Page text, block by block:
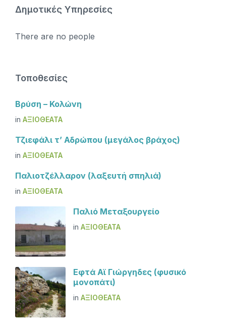
Δημοτικές Υπηρεσίες
There are no people
Τοποθεσίες
Βρύση – Κολώνη
in ΑΞΙΟΘΈΑΤΑ
Τζιεφάλι τ’ Αδρώπου (μεγάλος βράχος)
in ΑΞΙΟΘΈΑΤΑ
Παλιοτζέλλαρον (λαξευτή σπηλιά)
in ΑΞΙΟΘΈΑΤΑ
Παλιό Μεταξουργείο
in ΑΞΙΟΘΈΑΤΑ
Εφτά Αϊ Γιώργηδες (φυσικό
μονοπάτι)
in ΑΞΙΟΘΈΑΤΑ